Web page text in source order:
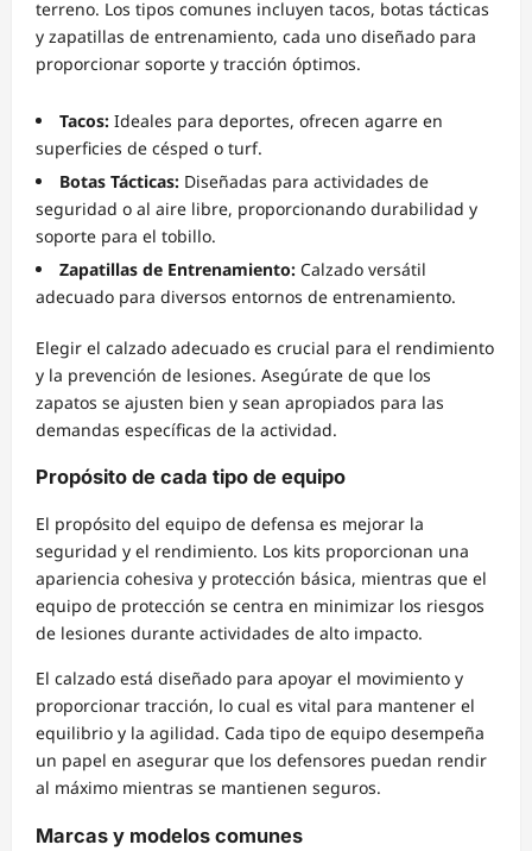
terreno. Los tipos comunes incluyen tacos, botas tácticas
y zapatillas de entrenamiento, cada uno diseñado para
proporcionar soporte y tracción óptimos.
Tacos: Ideales para deportes, ofrecen agarre en
superficies de césped o turf.
Botas Tácticas: Diseñadas para actividades de
seguridad o al aire libre, proporcionando durabilidad y
soporte para el tobillo.
Zapatillas de Entrenamiento: Calzado versátil
adecuado para diversos entornos de entrenamiento.
Elegir el calzado adecuado es crucial para el rendimiento
y la prevención de lesiones. Asegúrate de que los
zapatos se ajusten bien y sean apropiados para las
demandas específicas de la actividad.
Propósito de cada tipo de equipo
El propósito del equipo de defensa es mejorar la
seguridad y el rendimiento. Los kits proporcionan una
apariencia cohesiva y protección básica, mientras que el
equipo de protección se centra en minimizar los riesgos
de lesiones durante actividades de alto impacto.
El calzado está diseñado para apoyar el movimiento y
proporcionar tracción, lo cual es vital para mantener el
equilibrio y la agilidad. Cada tipo de equipo desempeña
un papel en asegurar que los defensores puedan rendir
al máximo mientras se mantienen seguros.
Marcas y modelos comunes